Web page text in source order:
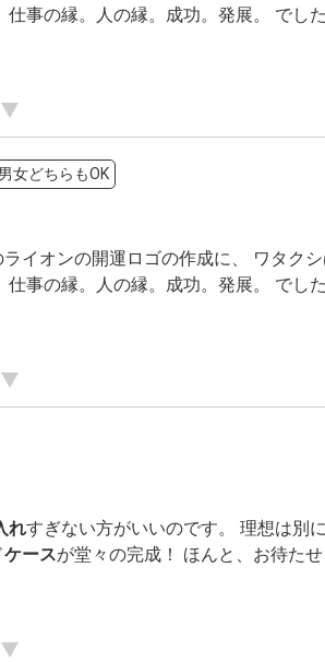
事の縁。人の縁。成功。発展。 でし
男女どちらもOK
ライオンの開運ロゴの作成に、 ワタク
事の縁。人の縁。成功。発展。 でし
れすぎない方がいいのです。 理想は別
ケースが堂々の完成！ ほんと、お待たせ